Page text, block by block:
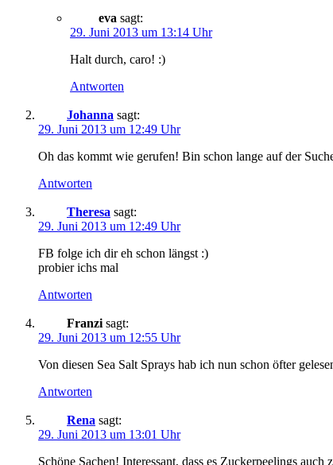
eva sagt:
29. Juni 2013 um 13:14 Uhr
Halt durch, caro! :)
Antworten
Johanna sagt:
29. Juni 2013 um 12:49 Uhr
Oh das kommt wie gerufen! Bin schon lange auf der
Antworten
Theresa sagt:
29. Juni 2013 um 12:49 Uhr
FB folge ich dir eh schon längst :)
probier ichs mal
Antworten
Franzi sagt:
29. Juni 2013 um 12:55 Uhr
Von diesen Sea Salt Sprays hab ich nun schon öfter
Antworten
Rena sagt:
29. Juni 2013 um 13:01 Uhr
Schöne Sachen! Interessant, dass es Zuckerpeelings